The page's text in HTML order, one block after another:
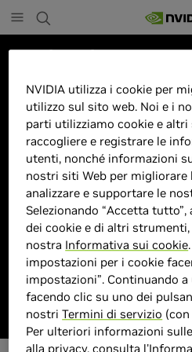
Marketplace
AG275QZ/EU
Nero, Rosso
> Display :
27 pollici"| 2560 x
> MPN : P871523
Prodotto esaurito
NVIDIA utilizza i cookie per
utilizzo sul sito web. Noi e i
parti utilizziamo cookie e
raccogliere e registrare le
utenti, nonché informazioni
nostri siti Web per migliorare
analizzare e supportare le
Selezionando “Accetta
dei cookie e di altri
nostra Informativa sui cookie
impostazioni per i cookie
impostazioni”. Continuando
facendo clic su uno dei
nostriTermini di servizio
Per ulteriori informazioni
alla privacy, consulta l'